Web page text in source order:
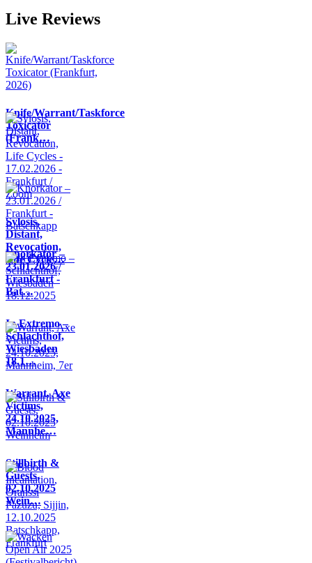
Live Reviews
Knife/Warrant/Taskforce
Toxicator
(Frank…
Sylosis,
Distant,
Revocation,
Life Cycle…
Knorkator –
23.01.2026 /
Frankfurt -
Bat…
In Extremo –
Schlachthof,
Wiesbaden
18.1…
Warrant, Axe
Victims,
24.10.2025,
Mannhe…
Stillbirth &
Guests,
02.10.2025
Wein…